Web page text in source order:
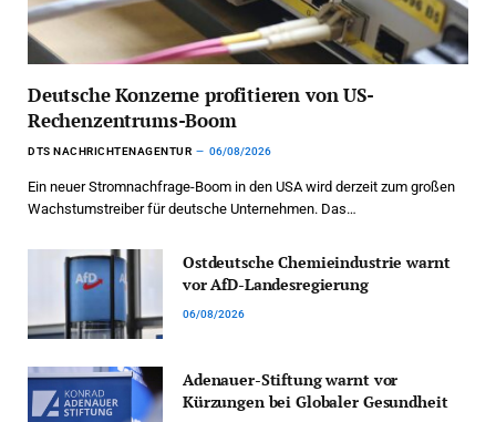
Deutsche Konzerne profitieren von US-
Rechenzentrums-Boom
DTS NACHRICHTENAGENTUR 06/08/2026
Ein neuer Stromnachfrage-Boom in den USA wird derzeit zum großen
Wachstumstreiber für deutsche Unternehmen. Das…
Ostdeutsche Chemieindustrie warnt
vor AfD-Landesregierung
06/08/2026
Adenauer-Stiftung warnt vor
Kürzungen bei Globaler Gesundheit